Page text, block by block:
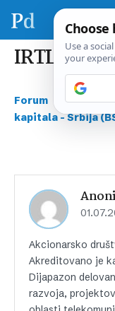
IRTL
Forum Tržište
kapitala – Srbija
Akcionarsko
Akreditovano je
Dijapazon
razvoja,